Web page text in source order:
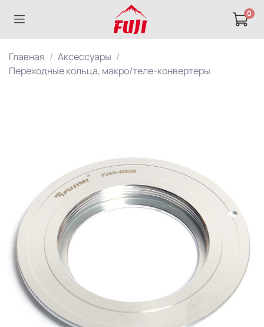
0
Главная
Аксессуары
Переходные кольца, макро/теле-конвертеры